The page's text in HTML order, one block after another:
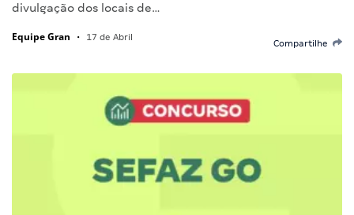
divulgação dos locais de…
Equipe Gran • 17 de Abril
Compartilhe